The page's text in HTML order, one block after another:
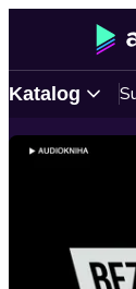
Katalog